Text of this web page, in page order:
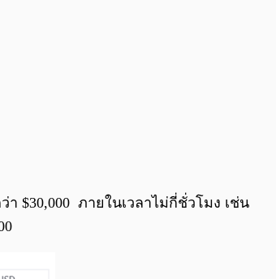
0:00 / 0:00
$30,000 ภายในเวลาไม่กี่ชั่วโมง เช่น